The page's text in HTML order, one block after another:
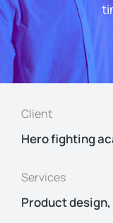
Client
Hero fighting
Services
Product